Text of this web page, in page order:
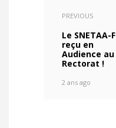
PREVIOUS
Le SNETAA-
reçu en
Audience au
Rectorat !
2 ans ago